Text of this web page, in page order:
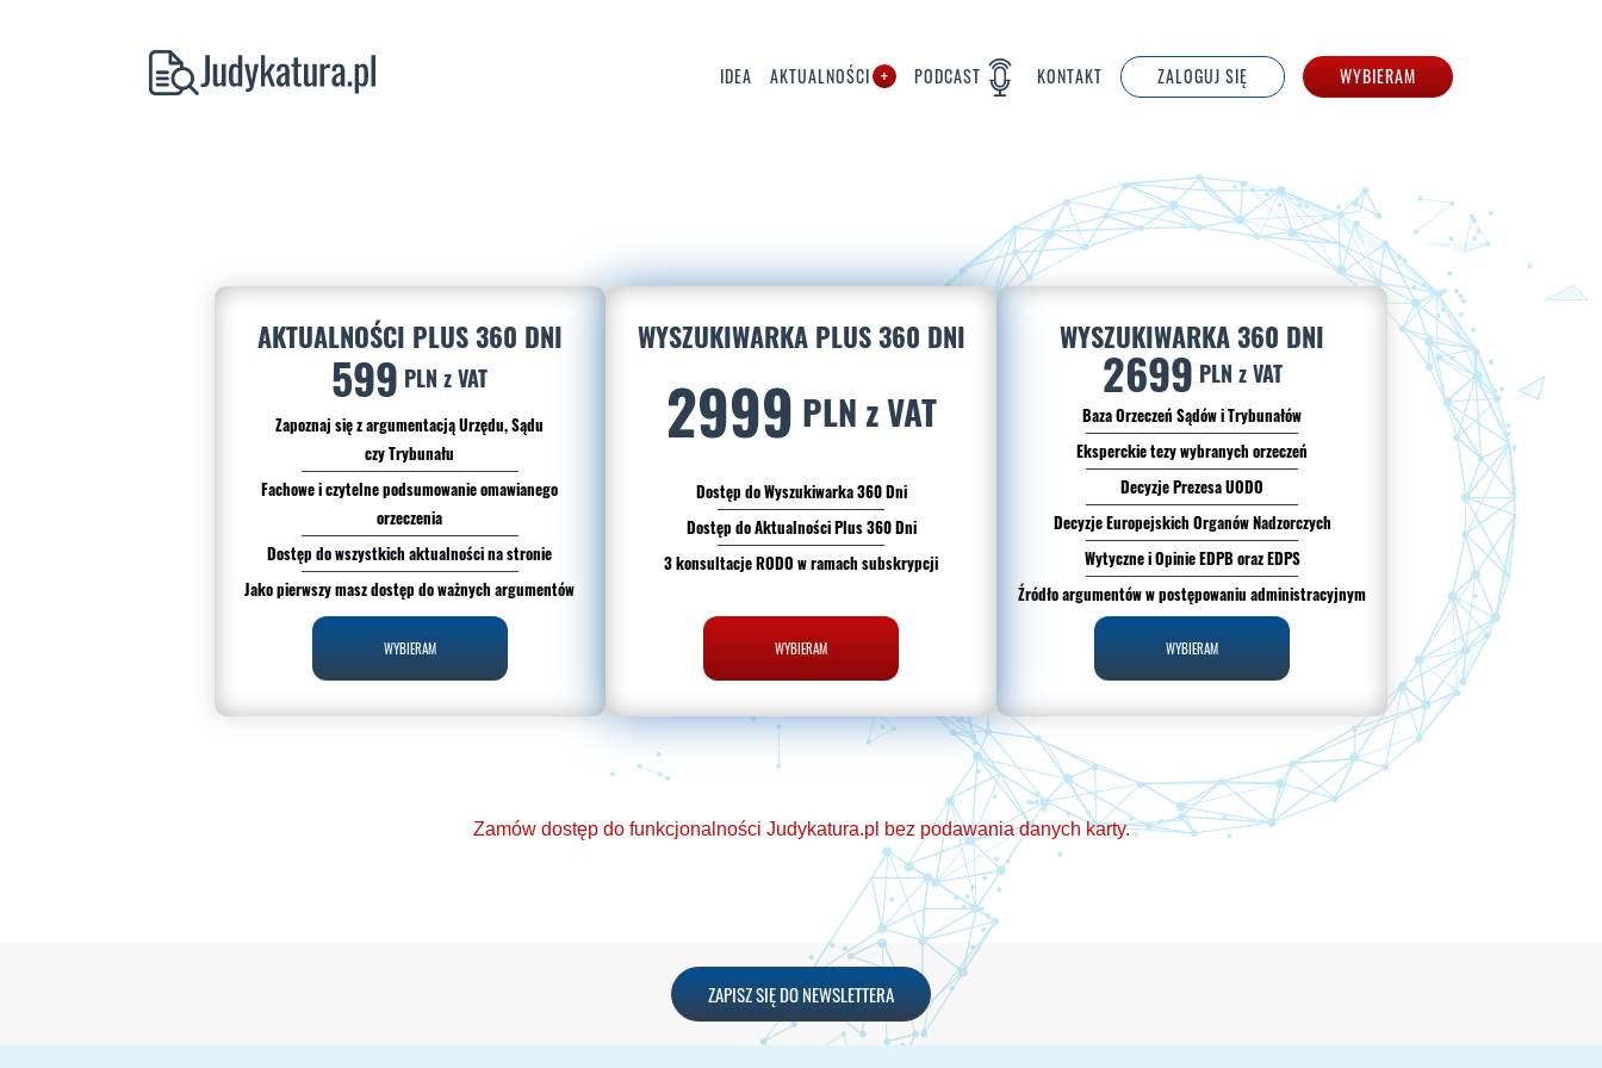
IDEA AKTUALNOŚCI PODCAST KONTAKT ZALOGUJ SIĘ WYBIERAM
AKTUALNOŚCI PLUS 360 DNI
599 PLN z VAT
Zapoznaj się z argumentacją Urzędu, Sądu
czy Trybunału
Fachowe i czytelne podsumowanie omawianego
orzeczenia
Dostęp do wszystkich aktualności na stronie
Jako pierwszy masz dostęp do ważnych argumentów
WYBIERAM
WYSZUKIWARKA PLUS 360 DNI
2999 PLN z VAT
Dostęp do Wyszukiwarka 360 Dni
Dostęp do Aktualności Plus 360 Dni
3 konsultacje RODO w ramach subskrypcji
WYBIERAM
WYSZUKIWARKA 360 DNI
2699 PLN z VAT
Baza Orzeczeń Sądów i Trybunałów
Eksperckie tezy wybranych orzeczeń
Decyzje Prezesa UODO
Decyzje Europejskich Organów Nadzorczych
Wytyczne i Opinie EDPB oraz EDPS
Źródło argumentów w postępowaniu administracyjnym
WYBIERAM
Zamów dostęp do funkcjonalności Judykatura.pl bez podawania danych karty.
Ponad 2000 orzeczeń o Ochronie Danych Osobowych (RODO). Codzienna
aktualizacja bazy orzeczeń.
ZAPISZ SIĘ DO NEWSLETTERA